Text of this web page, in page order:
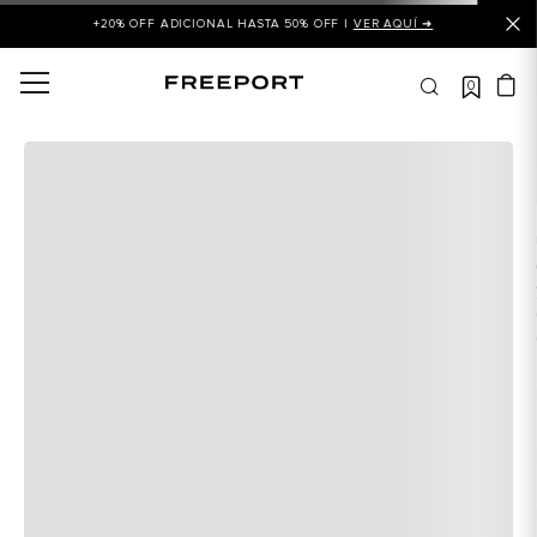
+20% OFF ADICIONAL HASTA 50% OFF | VER AQUÍ ➜
0